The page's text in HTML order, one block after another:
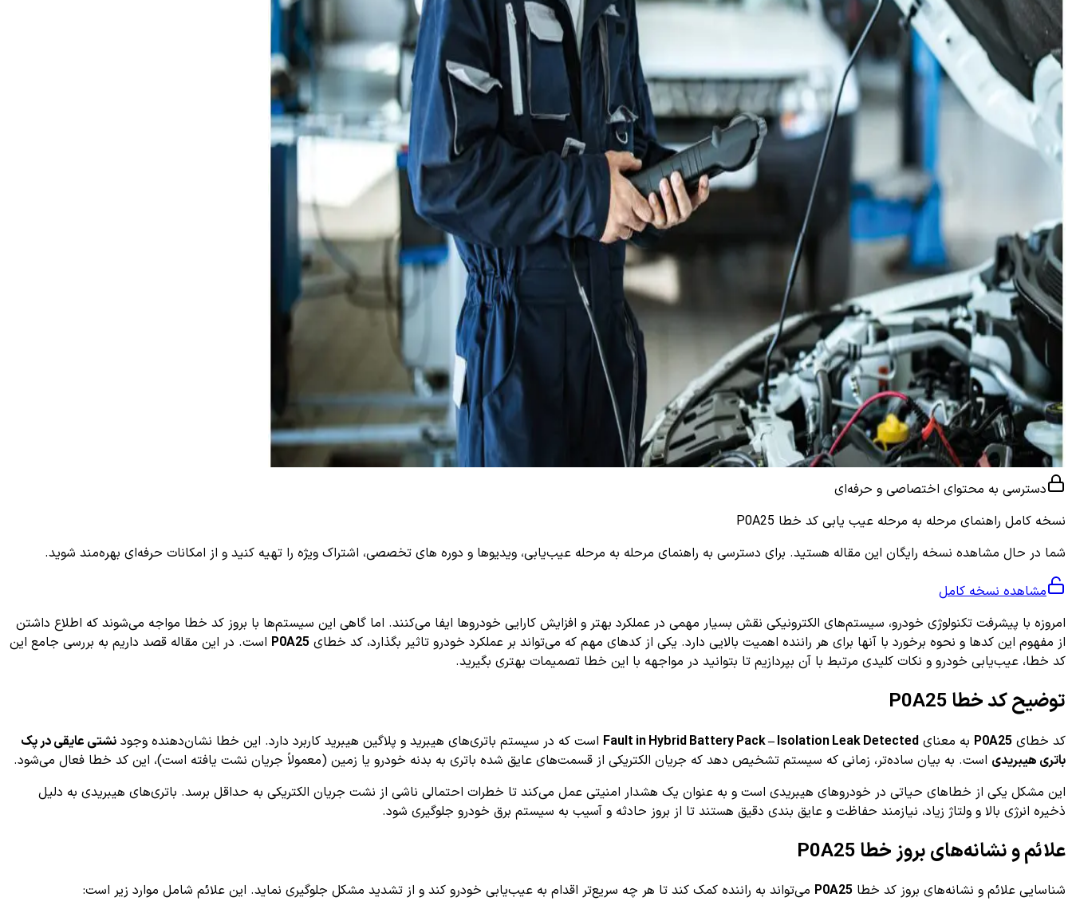
دسترسی به محتوای اختصاصی و حرفه‌ای
نسخه کامل راهنمای مرحله به مرحله عیب یابی کد خطا P0A25
شما در حال مشاهده نسخه رایگان این مقاله هستید. برای دسترسی به راهنمای مرحله به مرحله عیب‌یابی، ویدیوها و دوره های تخصصی، اشتراک ویژه را تهیه کنید و از امکانات حرفه‌ای بهره‌مند شوید.
مشاهده نسخه کامل
امروزه با پیشرفت تکنولوژی خودرو، سیستم‌های الکترونیکی نقش بسیار مهمی در عملکرد بهتر و افزایش کارایی خودروها ایفا می‌کنند. اما گاهی این سیستم‌ها با بروز کد خطا مواجه می‌شوند که اطلاع داشتن
از مفهوم این کدها و نحوه برخورد با آنها برای هر راننده اهمیت بالایی دارد. یکی از کدهای مهم که می‌تواند بر عملکرد خودرو تاثیر بگذارد، کد خطای P0A25 است. در این مقاله قصد داریم به بررسی جامع این
کد خطا، عیب‌یابی خودرو و نکات کلیدی مرتبط با آن بپردازیم تا بتوانید در مواجهه با این خطا تصمیمات بهتری بگیرید.
توضیح کد خطا P0A25
کد خطای P0A25 به معنای Fault in Hybrid Battery Pack – Isolation Leak Detected است که در سیستم باتری‌های هیبرید و پلاگین هیبرید کاربرد دارد. این خطا نشان‌دهنده وجود نشتی عایقی در پک
باتری هیبریدی است. به بیان ساده‌تر، زمانی که سیستم تشخیص دهد که جریان الکتریکی از قسمت‌های عایق شده باتری به بدنه خودرو یا زمین (معمولاً جریان نشت یافته است)، این کد خطا فعال می‌شود.
این مشکل یکی از خطاهای حیاتی در خودروهای هیبریدی است و به عنوان یک هشدار امنیتی عمل می‌کند تا خطرات احتمالی ناشی از نشت جریان الکتریکی به حداقل برسد. باتری‌های هیبریدی به دلیل
ذخیره انرژی بالا و ولتاژ زیاد، نیازمند حفاظت و عایق بندی دقیق هستند تا از بروز حادثه و آسیب به سیستم برق خودرو جلوگیری شود.
علائم و نشانه‌های بروز خطا P0A25
شناسایی علائم و نشانه‌های بروز کد خطا P0A25 می‌تواند به راننده کمک کند تا هر چه سریع‌تر اقدام به عیب‌یابی خودرو کند و از تشدید مشکل جلوگیری نماید. این علائم شامل موارد زیر است: